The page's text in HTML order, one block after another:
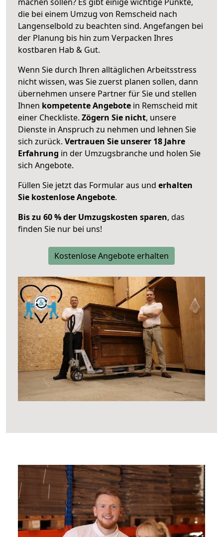
die bei einem Umzug von Remscheid nach
Langenselbold zu beachten sind. Angefangen bei
der Planung bis hin zum Verpacken Ihres
kostbaren Hab & Gut.
Wenn Sie durch Ihren alltäglichen Arbeitsstress
nicht wissen, was Sie zuerst planen sollen, dann
übernehmen unsere Partner für Sie und stellen
Ihnen kompetente Angebote in Remscheid mit
einer Checkliste. Zögern Sie nicht, unsere
Dienste in Anspruch zu nehmen und lehnen Sie
sich zurück. Vertrauen Sie unserer 18 Jahre
Erfahrung in der Umzugsbranche und holen Sie
sich Angebote.
Füllen Sie jetzt das Formular aus und erhalten
Sie kostenlose Angebote.
Bis zu 60 % der Umzugskosten sparen, das
finden Sie nur bei uns!
Kostenlose Angebote erhalten